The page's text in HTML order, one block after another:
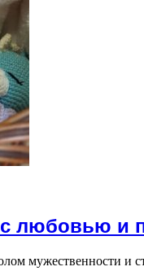
любовью и
мужественности и